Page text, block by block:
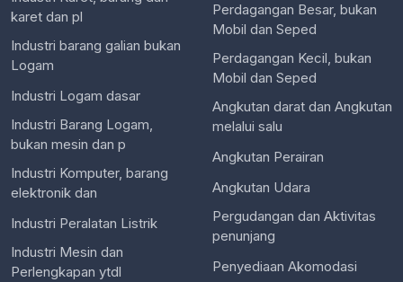
karet dan pl
Industri barang galian bukan
Logam
Industri Logam dasar
Industri Barang Logam,
bukan mesin dan p
Industri Komputer, barang
elektronik dan
Industri Peralatan Listrik
Industri Mesin dan
Perlengkapan ytdl
Perdagangan Besar, bukan
Mobil dan Seped
Perdagangan Kecil, bukan
Mobil dan Seped
Angkutan darat dan Angkutan
melalui salu
Angkutan Perairan
Angkutan Udara
Pergudangan dan Aktivitas
penunjang
Penyediaan Akomodasi